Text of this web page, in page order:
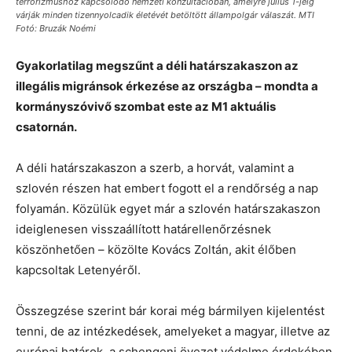
várják minden tizennyolcadik életévét betöltött állampolgár válaszát. MTI
Fotó: Bruzák Noémi
Gyakorlatilag megszűnt a déli határszakaszon az
illegális migránsok érkezése az országba – mondta a
kormányszóvivő szombat este az M1 aktuális
csatornán.
A déli határszakaszon a szerb, a horvát, valamint a
szlovén részen hat embert fogott el a rendőrség a nap
folyamán. Közülük egyet már a szlovén határszakaszon
ideiglenesen visszaállított határellenőrzésnek
köszönhetően – közölte Kovács Zoltán, akit élőben
kapcsoltak Letenyéről.
Összegzése szerint bár korai még bármilyen kijelentést
tenni, de az intézkedések, amelyeket a magyar, illetve az